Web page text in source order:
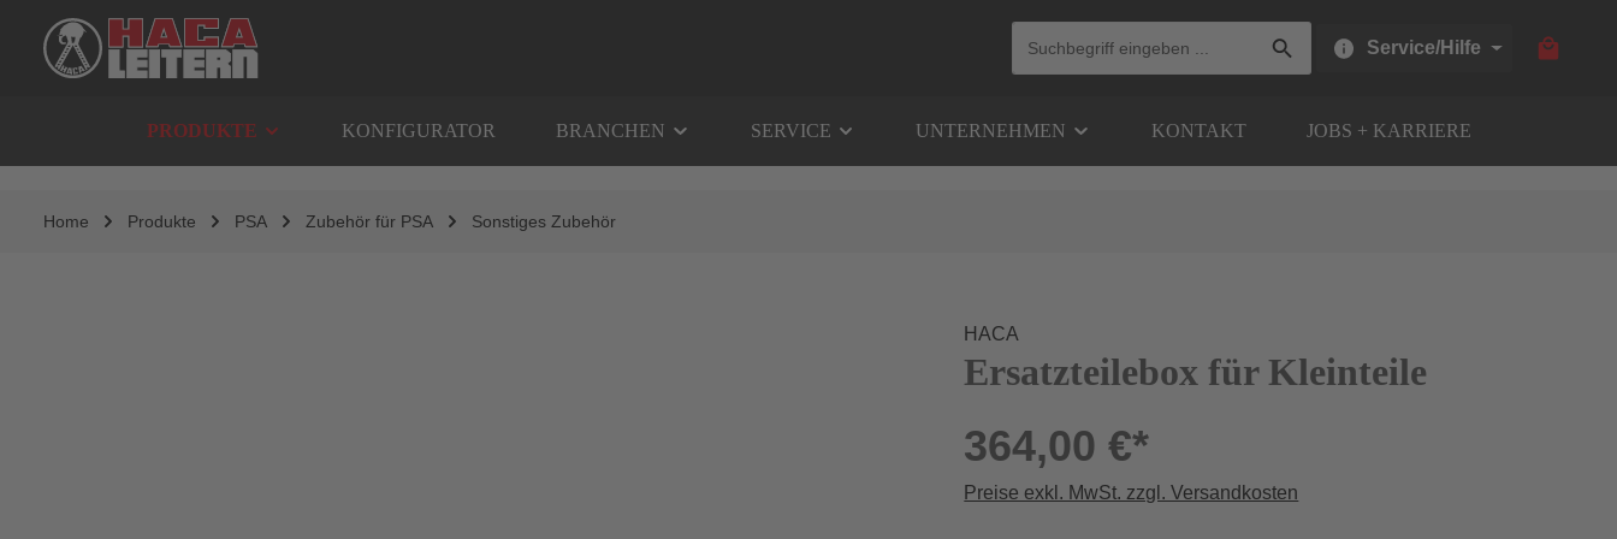
Zur Hauptnavigation springen
Service/Hilfe
PRODUKTE KONFIGURATOR BRANCHEN SERVICE UNTERNEHMEN KONTAKT JOBS + KARRIERE
Home Produkte PSA Zubehör für PSA Sonstiges Zubehör
HACA
Ersatzteilebox für Kleinteile
364,00 €*
Preise exkl. MwSt. zzgl. Versandkosten